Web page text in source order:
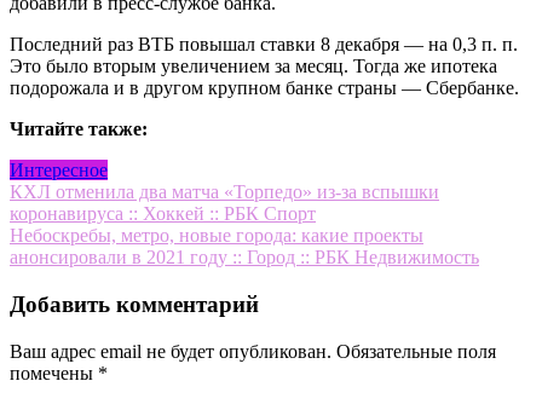
Последний раз ВТБ повышал ставки 8 декабря — на 0,3 п. п.
Это было вторым увеличением за месяц. Тогда же ипотека
подорожала и в другом крупном банке страны — Сбербанке.
Читайте также:
Интересное
Навигация
по
записям
КХЛ отменила два матча «Торпедо» из-за вспышки
коронавируса :: Хоккей :: РБК Спорт
Небоскребы, метро, новые города: какие проекты
анонсировали в 2021 году :: Город :: РБК Недвижимость
Добавить комментарий
Ваш адрес email не будет опубликован. Обязательные поля
помечены *